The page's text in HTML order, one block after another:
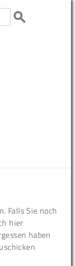
Falls Sie noch
hier
haben